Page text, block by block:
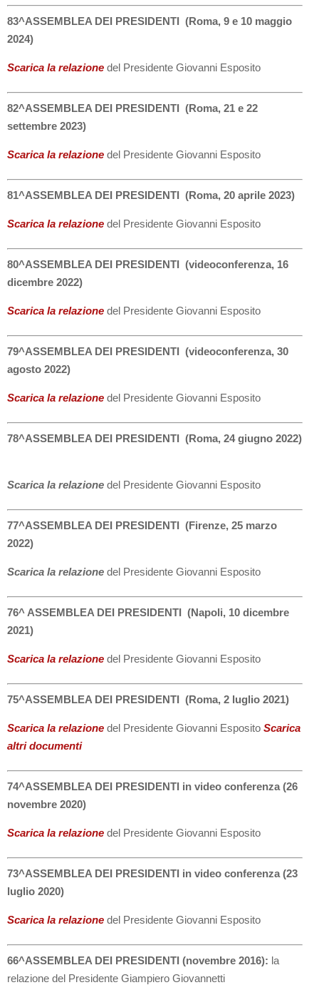
83^ASSEMBLEA DEI PRESIDENTI (Roma, 9 e 10 maggio
2024)
Scarica la relazione del Presidente Giovanni Esposito
82^ASSEMBLEA DEI PRESIDENTI (Roma, 21 e 22
settembre 2023)
Scarica la relazione del Presidente Giovanni Esposito
81^ASSEMBLEA DEI PRESIDENTI (Roma, 20 aprile 2023)
Scarica la relazione del Presidente Giovanni Esposito
80^ASSEMBLEA DEI PRESIDENTI (videoconferenza, 16
dicembre 2022)
Scarica la relazione del Presidente Giovanni Esposito
79^ASSEMBLEA DEI PRESIDENTI (videoconferenza, 30
agosto 2022)
Scarica la relazione del Presidente Giovanni Esposito
78^ASSEMBLEA DEI PRESIDENTI (Roma, 24 giugno 2022)
Scarica la relazionedel Presidente Giovanni Esposito
77^ASSEMBLEA DEI PRESIDENTI (Firenze, 25 marzo
2022)
Scarica la relazionedel Presidente Giovanni Esposito
76^ ASSEMBLEA DEI PRESIDENTI (Napoli, 10 dicembre
2021)
Scarica la relazionedel Presidente Giovanni Esposito
75^ASSEMBLEA DEI PRESIDENTI (Roma, 2 luglio 2021)
Scarica la relazionedel Presidente Giovanni Esposito Scarica
altri documenti
74^ASSEMBLEA DEI PRESIDENTI in video conferenza (26
novembre 2020)
Scarica la relazione del Presidente Giovanni Esposito
73^ASSEMBLEA DEI PRESIDENTI in video conferenza (23
luglio 2020)
Scarica la relazionedel Presidente Giovanni Esposito
66^ASSEMBLEA DEI PRESIDENTI (novembre 2016): la
relazione del Presidente Giampiero Giovannetti